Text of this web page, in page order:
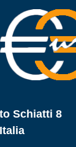
Schiatti 8